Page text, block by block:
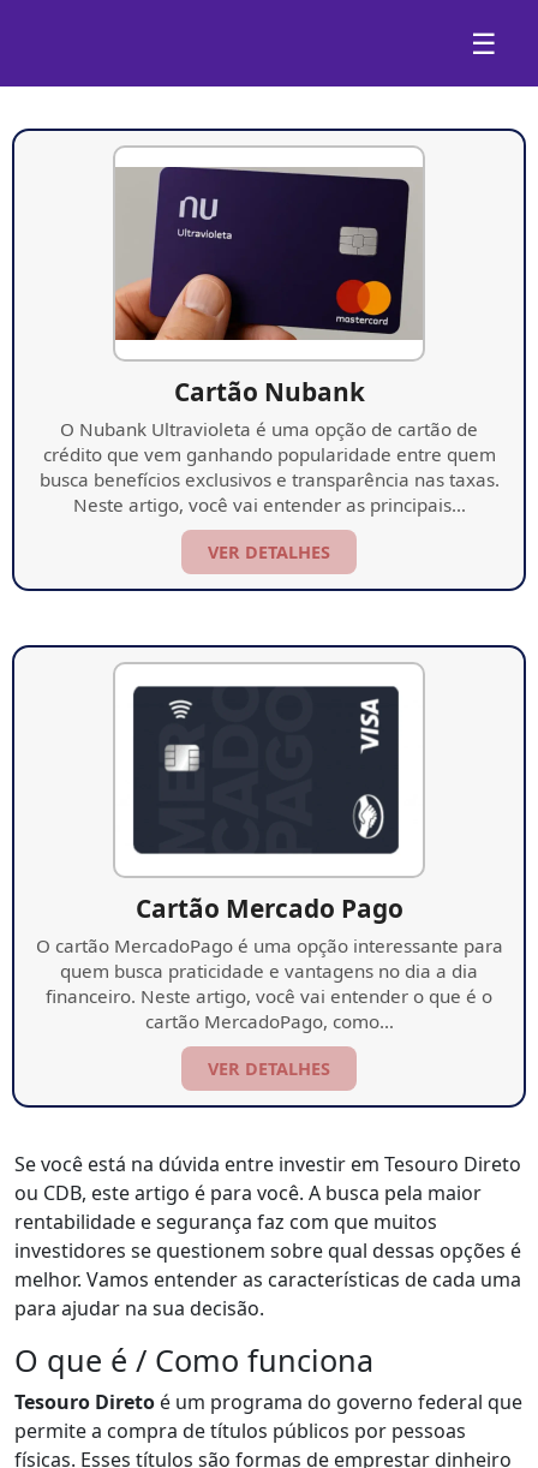
☰
Cartão Nubank
O Nubank Ultravioleta é uma opção de cartão de
crédito que vem ganhando popularidade entre quem
busca benefícios exclusivos e transparência nas taxas.
Neste artigo, você vai entender as principais…
VER DETALHES
Cartão Mercado Pago
O cartão MercadoPago é uma opção interessante para
quem busca praticidade e vantagens no dia a dia
financeiro. Neste artigo, você vai entender o que é o
cartão MercadoPago, como…
VER DETALHES
Se você está na dúvida entre investir em Tesouro Direto
ou CDB, este artigo é para você. A busca pela maior
rentabilidade e segurança faz com que muitos
investidores se questionem sobre qual dessas opções é
melhor. Vamos entender as características de cada uma
para ajudar na sua decisão.
O que é / Como funciona
Tesouro Direto é um programa do governo federal que
permite a compra de títulos públicos por pessoas
físicas. Esses títulos são formas de emprestar dinheiro